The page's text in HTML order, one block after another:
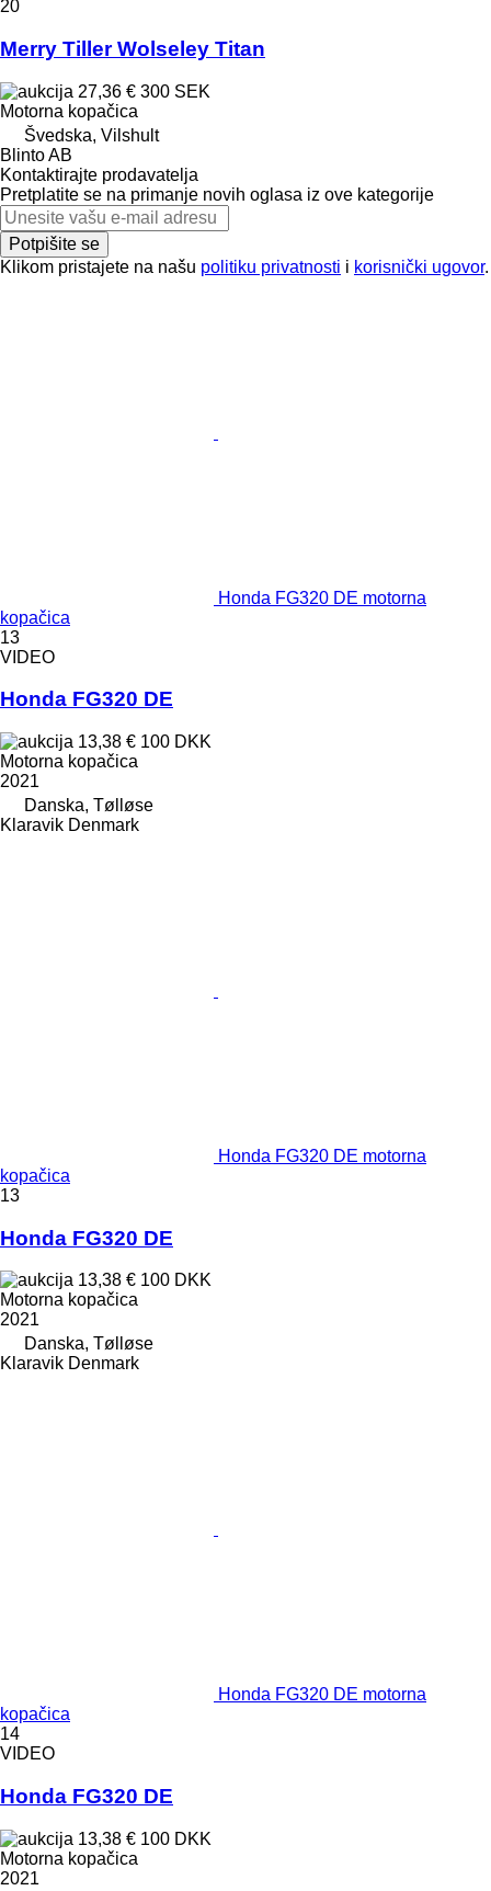
20
Merry Tiller Wolseley Titan
27,36 € 300 SEK
Motorna kopačica
Švedska, Vilshult
Blinto AB
Kontaktirajte prodavatelja
Pretplatite se na primanje novih oglasa iz ove kategorije
Potpišite se
Klikom pristajete na našu politiku privatnosti i korisnički ugovor.
Honda FG320 DE motorna
kopačica
13
VIDEO
Honda FG320 DE
13,38 € 100 DKK
Motorna kopačica
2021
Danska, Tølløse
Klaravik Denmark
Honda FG320 DE motorna
kopačica
13
Honda FG320 DE
13,38 € 100 DKK
Motorna kopačica
2021
Danska, Tølløse
Klaravik Denmark
Honda FG320 DE motorna
kopačica
14
VIDEO
Honda FG320 DE
13,38 € 100 DKK
Motorna kopačica
2021